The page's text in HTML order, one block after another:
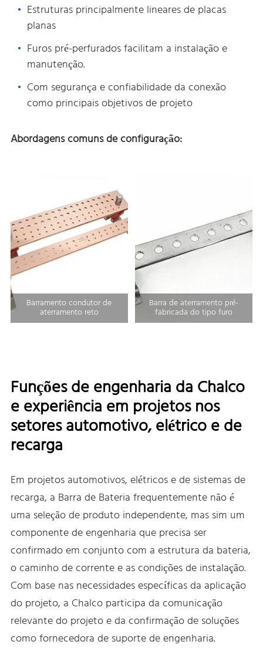
Estruturas principalmente lineares de placas
planas
Furos pré-perfurados facilitam a instalação e
manutenção.
Com segurança e confiabilidade da conexão
como principais objetivos de projeto
Abordagens comuns de configuração:
Barramento condutor de
aterramento reto
Barra de aterramento pré-
fabricada do tipo furo
Funções de engenharia da Chalco
e experiência em projetos nos
setores automotivo, elétrico e de
recarga
Em projetos automotivos, elétricos e de sistemas de
recarga, a Barra de Bateria frequentemente não é
uma seleção de produto independente, mas sim um
componente de engenharia que precisa ser
confirmado em conjunto com a estrutura da bateria,
o caminho de corrente e as condições de instalação.
Com base nas necessidades específicas da aplicação
do projeto, a Chalco participa da comunicação
relevante do projeto e da confirmação de soluções
como fornecedora de suporte de engenharia.